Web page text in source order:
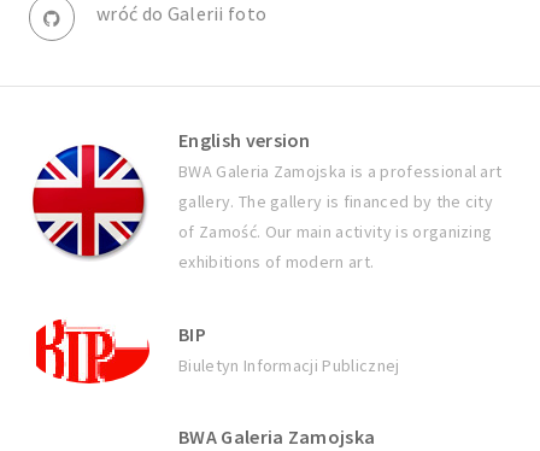
wróć do Galerii foto
English version
BWA Galeria Zamojska is a professional art
gallery. The gallery is financed by the city
of Zamość. Our main activity is organizing
exhibitions of modern art.
BIP
Biuletyn Informacji Publicznej
BWA Galeria Zamojska